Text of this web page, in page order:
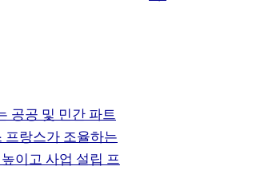
공공 및 민간 파트
프랑스가 조율하는
이고 사업 설립 프